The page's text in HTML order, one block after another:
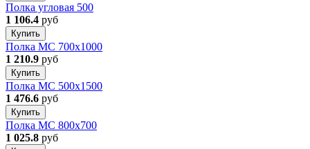
Полка угловая 500
1 106.4 руб
Купить
Полка МС 700x1000
1 210.9 руб
Купить
Полка МС 500х1500
1 476.6 руб
Купить
Полка МС 800x700
1 025.8 руб